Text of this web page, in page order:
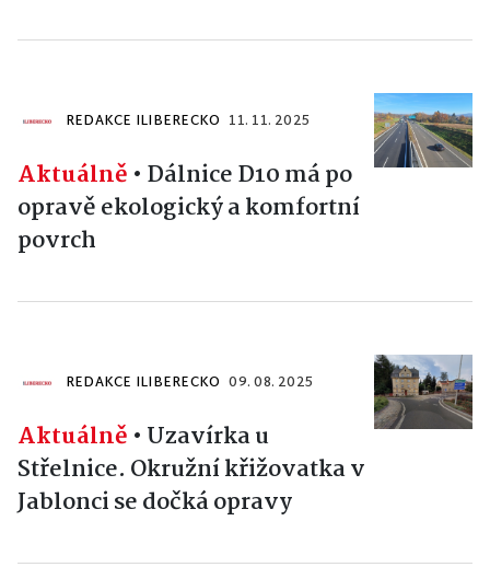
REDAKCE ILIBERECKO 11. 11. 2025
Aktuálně • Dálnice D10 má po
opravě ekologický a komfortní
povrch
REDAKCE ILIBERECKO 09. 08. 2025
Aktuálně • Uzavírka u
Střelnice. Okružní křižovatka v
Jablonci se dočká opravy